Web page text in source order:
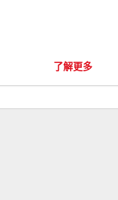
了解更多